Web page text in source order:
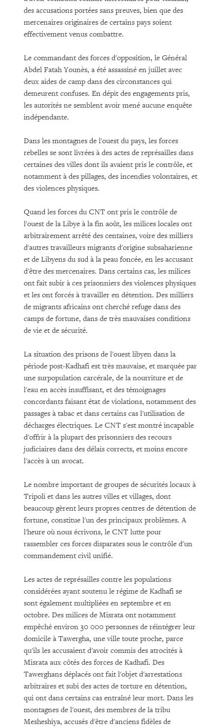
des accusations portées sans preuves, bien que des
mercenaires originaires de certains pays soient
effectivement venus combattre.
Le commandant des forces d'opposition, le Général
Abdel Fatah Younès, a été assassiné en juillet avec
deux aides de camp dans des circonstances qui
demeurent confuses. En dépit des engagements pris,
les autorités ne semblent avoir mené aucune enquête
indépendante.
Dans les montagnes de l'ouest du pays, les forces
rebelles se sont livrées à des actes de représailles dans
certaines des villes dont ils avaient pris le contrôle, et
notamment à des pillages, des incendies volontaires, et
des violences physiques.
Quand les forces du CNT ont pris le contrôle de
l'ouest de la Libye à la fin août, les milices locales ont
arbitrairement arrêté des centaines, voire des milliers
d'autres travailleurs migrants d'origine subsaharienne
et de Libyens du sud à la peau foncée, en les accusant
d'être des mercenaires. Dans certains cas, les milices
ont fait subir à ces prisonniers des violences physiques
et les ont forcés à travailler en détention. Des milliers
de migrants africains ont cherché refuge dans des
camps de fortune, dans de très mauvaises conditions
de vie et de sécurité.
La situation des prisons de l'ouest libyen dans la
période post-Kadhafi est très mauvaise, et marquée par
une surpopulation carcérale, de la nourriture et de
l'eau en accès insuffisant, et des témoignages
concordants faisant état de violations, notamment des
passages à tabac et dans certains cas l'utilisation de
décharges électriques. Le CNT s'est montré incapable
d'offrir à la plupart des prisonniers des recours
judiciaires dans des délais corrects, et moins encore
l'accès à un avocat.
Le nombre important de groupes de sécurités locaux à
Tripoli et dans les autres villes et villages, dont
beaucoup gèrent leurs propres centres de détention de
fortune, constitue l'un des principaux problèmes. A
l'heure où nous écrivons, le CNT lutte pour
rassembler ces forces disparates sous le contrôle d'un
commandement civil unifié.
Les actes de représailles contre les populations
considérées ayant soutenu le régime de Kadhafi se
sont également multipliées en septembre et en
octobre. Des milices de Misrata ont notamment
empêché environ 30 000 personnes de réintégrer leur
domicile à Tawergha, une ville toute proche, parce
qu'ils les accusaient d'avoir commis des atrocités à
Misrata aux côtés des forces de Kadhafi. Des
Tawerghans déplacés ont fait l'objet d'arrestations
arbitraires et subi des actes de torture en détention,
qui ont dans certains cas entraîné leur mort. Dans les
montagnes de l'ouest, des membres de la tribu
Mesheshiya, accusés d'être d'anciens fidèles de